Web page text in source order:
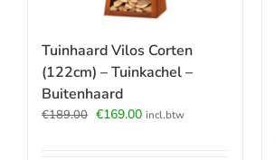
Tuinhaard Vilos Corten
(122cm) – Tuinkachel –
Buitenhaard
€189.00 Oorspronkelijke
€169.00Huidige
incl.btw